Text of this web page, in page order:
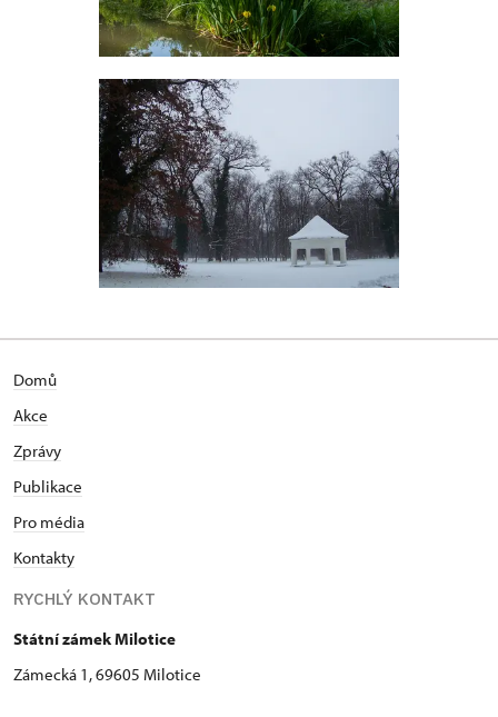
Domů
Akce
Zprávy
Publikace
Pro média
Kontakty
RYCHLÝ KONTAKT
Státní zámek Milotice
Zámecká 1, 69605 Milotice